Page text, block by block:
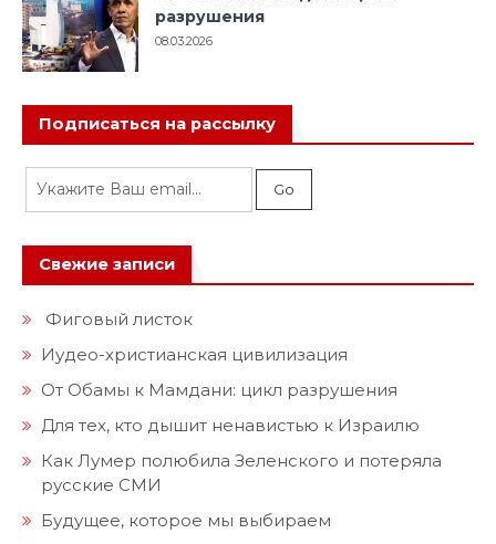
разрушения
08.03.2026
Подписаться на рассылку
Свежие записи
Фиговый листок
Иудео-христианская цивилизация
От Обамы к Мамдани: цикл разрушения
Для тех, кто дышит ненавистью к Израилю
Как Лумер полюбила Зеленского и потеряла
русские СМИ
Будущее, которое мы выбираем